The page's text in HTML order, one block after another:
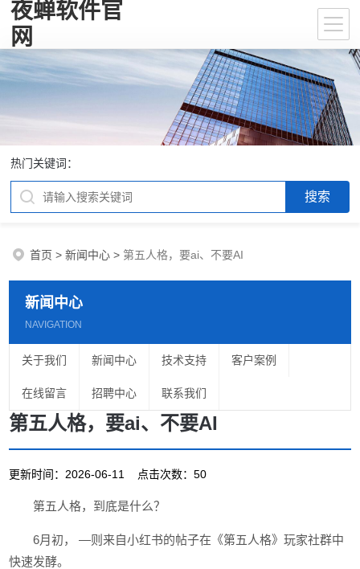
夜蝉软件官
网
热门关键词：
首页 >新闻中心 > 第五人格，要ai、不要AI
新闻中心
NAVIGATION
关于我们 新闻中心 技术支持 客户案例
在线留言 招聘中心 联系我们
第五人格，要ai、不要AI
更新时间：2026-06-11 点击次数：50
第五人格，到底是什么？
6月初， —则来自小红书的帖子在《第五人格》玩家社群中
快速发酵。